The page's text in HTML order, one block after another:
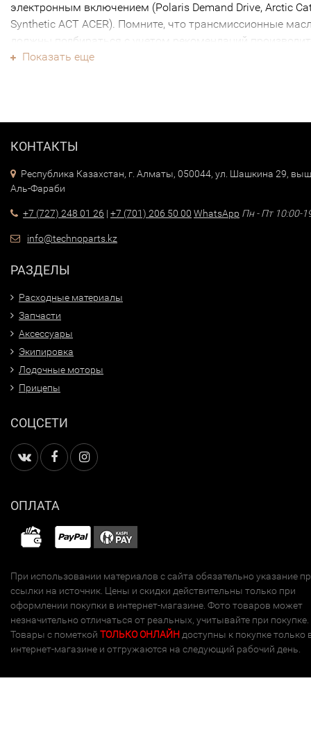
электронным включением (Polaris Demand Drive, Arctic
Synthetic ACT ACER). Помните, что трансмиссионные
должны подбираться с учетом рекомендаций
вашего транспортного средства, а замена масел должна
странам Таможенного союза (Россия, Киргизия,
Показать еще
КОНТАКТЫ
Республика Казахстан, г. Алматы, 050044, ул. Шашкина 29,
Аль-Фараби
+7 (727) 248 01 26 | +7 (701) 206 50 00 WhatsApp Пн - Пт 10:00-
info@technoparts.kz
РАЗДЕЛЫ
Расходные материалы
Запчасти
Аксессуары
Экипировка
Лодочные моторы
Прицепы
СОЦСЕТИ
ОПЛАТА
При использовании материалов с сайта обязательно указание
ссылки на источник. Цены и скидки действительны только при
оформлении покупки в интернет-магазине. Фото товаров может
незначительно отличаться от реальных, учитывайте при покупке.
Товары с пометкой ТОЛЬКО ОНЛАЙН доступны к покупке только
интернет-магазине и отгружаются на следующий рабочий день.